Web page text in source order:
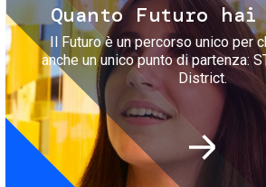
Quanto Futuro hai
Il Futuro è un percorso unico per
anche un unico punto di partenza:
District.